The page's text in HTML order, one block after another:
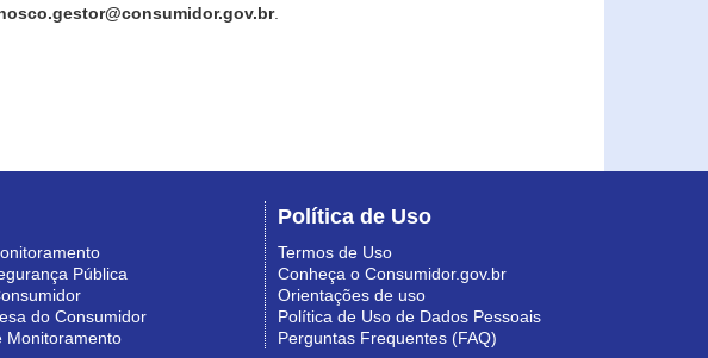
.
Pública
do Consumidor
Monitoramento
Política de Uso
Termos de Uso
Conheça o Consumidor.gov.br
Orientações de uso
Política de Uso de Dados Pessoais
Perguntas Frequentes (FAQ)